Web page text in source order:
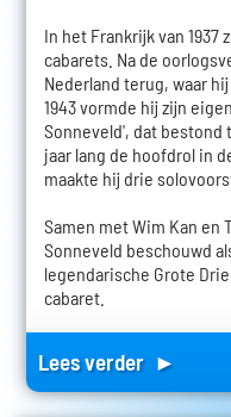
In het Frankrijk van
cabarets. Na de
Nederland terug, waar
1943 vormde hij zijn
Sonneveld', dat bestond
jaar lang de hoofdrol in
maakte hij drie
Samen met Wim Kan en
Sonneveld beschouwd
legendarische Grote
cabaret.
Lees verder ►